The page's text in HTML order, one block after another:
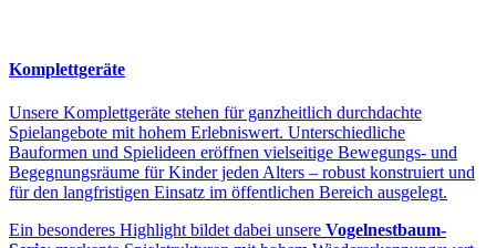
Komplettgeräte
Unsere Komplettgeräte stehen für ganzheitlich durchdachte
Spielangebote mit hohem Erlebniswert. Unterschiedliche
Bauformen und Spielideen eröffnen vielseitige Bewegungs- und
Begegnungsräume für Kinder jeden Alters – robust konstruiert und
für den langfristigen Einsatz im öffentlichen Bereich ausgelegt.
Ein besonderes Highlight bildet dabei unsere Vogelnestbaum-